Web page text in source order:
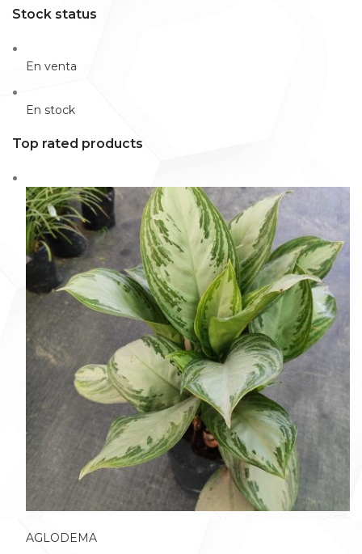
Stock status
En venta
En stock
Top rated products
AGLODEMA